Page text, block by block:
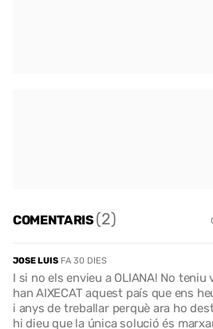
COMENTARIS(2)
JOSE LUIS FA 30 DIES
I si no els envieu a OLIANA! No
han AIXECAT aquest país que ens
i anys de treballar perquè ara ho
hi dieu que la única solució és